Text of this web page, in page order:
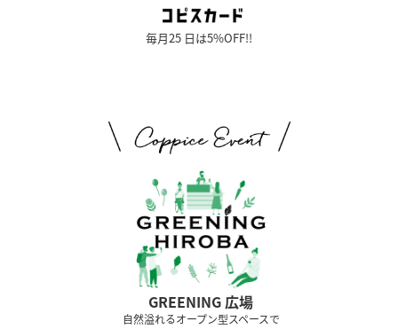
毎月25 日は5%OFF!!
GREENING 広場
⾃然溢れるオープン型スペースで